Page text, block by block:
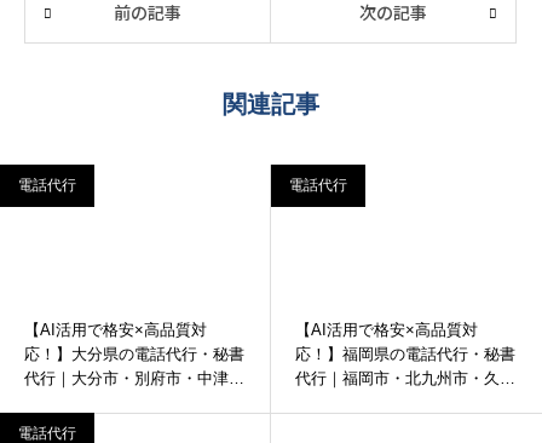
前の記事 次の記事
関連記事
電話代行
【AI活用で格安×高品質対
応！】大分県の電話代行・秘書
代行｜大分市・別府市・中津市
電話代行
【AI活用で格安×高品質対
応！】福岡県の電話代行・秘書
代行｜福岡市・北九州市・久留
電話代行